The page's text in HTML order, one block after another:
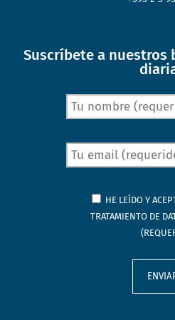
Suscríbete a
HE LEÍDO Y
TRATAMIENTO DE